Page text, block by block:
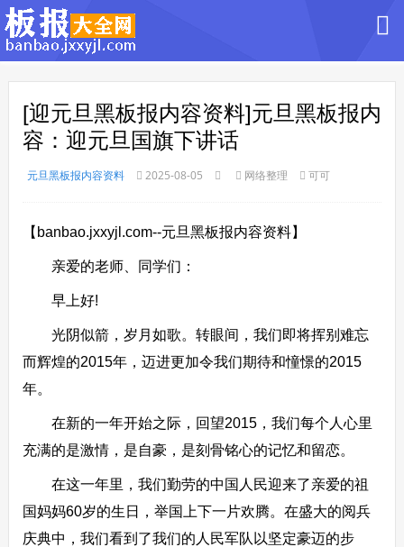
[迎元旦黑板报内容资料]元旦黑板报内
容：迎元旦国旗下讲话
元旦黑板报内容资料 2025-08-05 网络整理 可可
【banbao.jxxyjl.com--元旦黑板报内容资料】
亲爱的老师、同学们：
早上好!
光阴似箭，岁月如歌。转眼间，我们即将挥别难忘
而辉煌的2015年，迈进更加令我们期待和憧憬的2015
年。
在新的一年开始之际，回望2015，我们每个人心里
充满的是激情，是自豪，是刻骨铭心的记忆和留恋。
在这一年里，我们勤劳的中国人民迎来了亲爱的祖
国妈妈60岁的生日，举国上下一片欢腾。在盛大的阅兵
庆典中，我们看到了我们的人民军队以坚定豪迈的步